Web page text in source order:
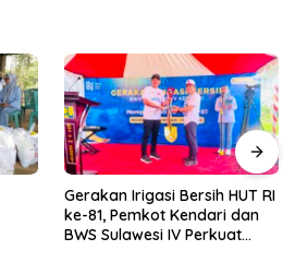
Gerakan Irigasi Bersih HUT RI
ke-81, Pemkot Kendari dan
BWS Sulawesi IV Perkuat